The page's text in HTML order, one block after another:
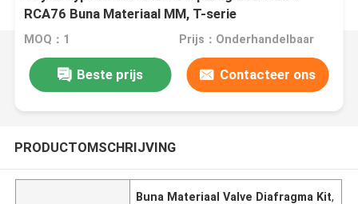
RCA76 Buna Materiaal MM, T-serie
MOQ：1 Prijs：Onderhandelbaar
Beste prijs Contacteer ons
PRODUCTOMSCHRIJVING
Buna Materiaal Valve Diafragma Kit,